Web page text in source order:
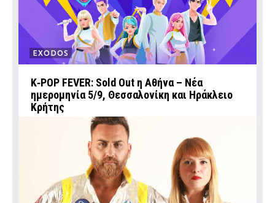
EXODOS
K‑POP FEVER: Sold Out η Αθήνα – Νέα
ημερομηνία 5/9, Θεσσαλονίκη και Ηράκλειο
Κρήτης